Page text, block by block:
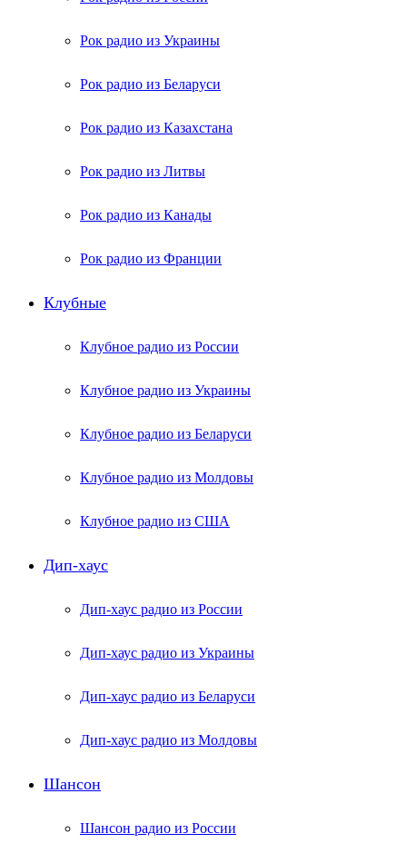
Рок радио из Украины
Рок радио из Беларуси
Рок радио из Казахстана
Рок радио из Литвы
Рок радио из Канады
Рок радио из Франции
Клубные
Клубное радио из России
Клубное радио из Украины
Клубное радио из Беларуси
Клубное радио из Молдовы
Клубное радио из США
Дип-хаус
Дип-хаус радио из России
Дип-хаус радио из Украины
Дип-хаус радио из Беларуси
Дип-хаус радио из Молдовы
Шансон
Шансон радио из России